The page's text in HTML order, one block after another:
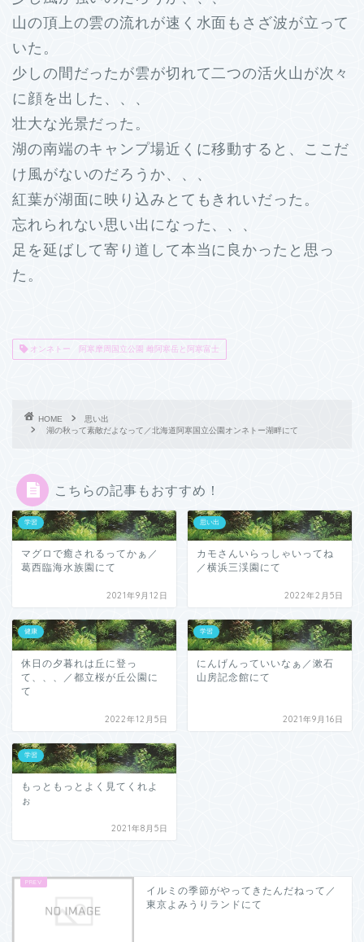
山の頂上の雲の流れが速く水面もさざ波が立って
いた。
少しの間だったが雲が切れて二つの活火山が次々
に顔を出した、、、
壮大な光景だった。
湖の南端のキャンプ場近くに移動すると、ここだ
け風がないのだろうか、、、
紅葉が湖面に映り込みとてもきれいだった。
忘れられない思い出になった、、、
足を延ばして寄り道して本当に良かったと思っ
た。
オンネトー 阿寒摩周国立公園 雌阿寒岳と阿寒富士
HOME
思い出
湖の秋って素敵だよなって／北海道阿寒国立公園オンネトー湖畔にて
こちらの記事もおすすめ！
学習
マグロで癒されるってかぁ／
葛西臨海水族園にて
2021年9月12日
思い出
カモさんいらっしゃいってね
／横浜三渓園にて
2022年2月5日
健康
休日の夕暮れは丘に登っ
て、、、／都立桜が丘公園に
て
2022年12月5日
学習
にんげんっていいなぁ／漱石
山房記念館にて
2021年9月16日
学習
もっともっとよく見てくれよ
ぉ
2021年8月5日
イルミの季節がやってきたんだねって／
東京よみうりランドにて